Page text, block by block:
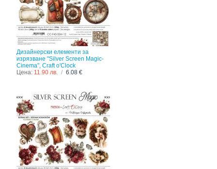
Дизайнерски елементи за
изрязване "Silver Screen Magic-
Cinema", Craft o'Clock
Цена: 11.90 лв. / 6.08 €